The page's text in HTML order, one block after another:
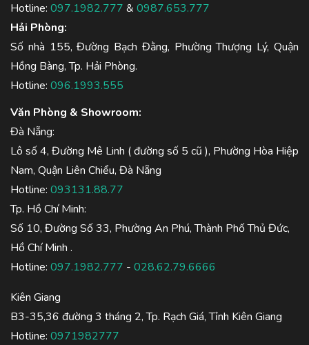
Hotline: 097.1982.777 & 0987.653.777
Hải Phòng:
Số nhà 155, Đường Bạch Đằng, Phường Thượng Lý, Quận
Hồng Bàng, Tp. Hải Phòng.
Hotline: 096.1993.555
Văn Phòng & Showroom:
Đà Nẵng:
Lô số 4, Đường Mê Linh ( đường số 5 cũ ), Phường Hòa Hiệp
Nam, Quận Liên Chiểu, Đà Nẵng
Hotline: 093131.88.77
Tp. Hồ Chí Minh:
Số 10, Đường Số 33, Phường An Phú, Thành Phố Thủ Đức,
Hồ Chí Minh .
Hotline: 097.1982.777 - 028.62.79.6666
Kiên Giang
B3-35,36 đường 3 tháng 2, Tp. Rạch Giá, Tỉnh Kiên Giang
Hotline: 0971982777